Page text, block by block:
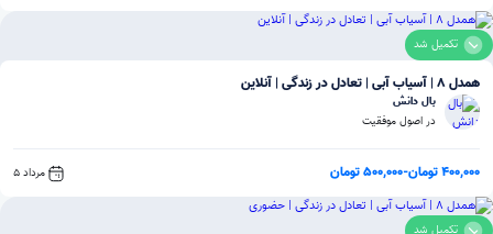
تکمیل شد
همدل 8 | آسیاب آبی | تعادل در زندگی | آنلاین
بال دانش
در اصول موفقیت
400,000 تومان -500,000 تومان مرداد 5
تکمیل شد